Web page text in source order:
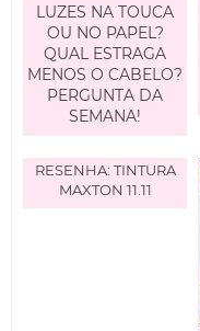
LUZES NA TOUCA
OU NO PAPEL?
QUAL ESTRAGA
MENOS O CABELO?
PERGUNTA DA
SEMANA!
RESENHA: TINTURA
MAXTON 11.11